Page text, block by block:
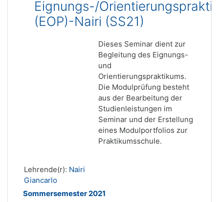
Eignungs-/
(EOP)-Nairi (SS21)
Dieses Seminar dient zur
Begleitung des Eignungs-
und
Orientierungspraktikums.
Die Modulprüfung besteht
aus der Bearbeitung der
Studienleistungen im
Seminar und der Erstellung
eines Modulportfolios zur
Praktikumsschule.
Lehrende(r): Nairi
Giancarlo
Sommersemester 2021